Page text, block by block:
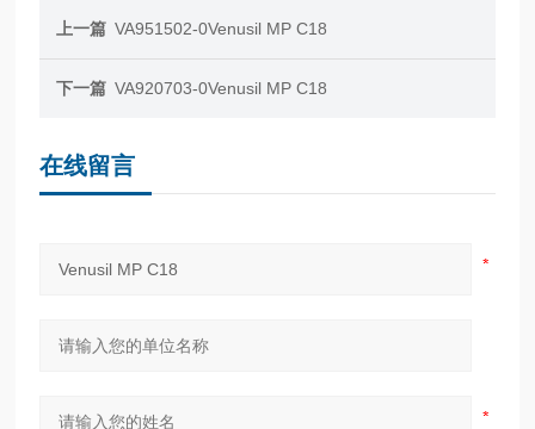
上一篇 VA951502-0Venusil MP C18
下一篇 VA920703-0Venusil MP C18
在线留言